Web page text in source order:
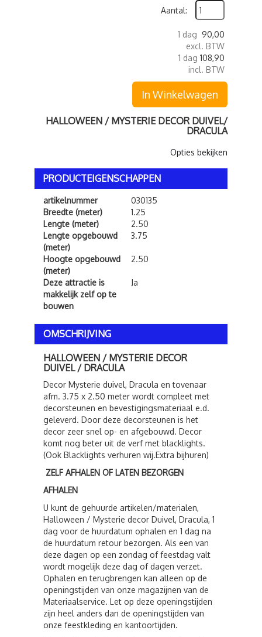
Aantal:
1 dag 90,00
excl. BTW
1 dag 108,90
incl. BTW
In Winkelwagen
HALLOWEEN / MYSTERIE DECOR DUIVEL/
DRACULA
Opties bekijken
PRODUCTEIGENSCHAPPEN
artikelnummer
030135
Breedte (meter)
1.25
Lengte (meter)
2.50
Lengte opgebouwd
(meter)
3.75
Hoogte opgebouwd
(meter)
2.50
Deze attractie is
makkelijk zelf op te
bouwen
Ja
OMSCHRIJVING
HALLOWEEN / MYSTERIE DECOR
DUIVEL / DRACULA
Decor Mysterie duivel, Dracula en tovenaar
afm. 3.75 x 2.50 meter wordt compleet met
decorsteunen en bevestigingsmateriaal e.d.
geleverd. Door deze decorsteunen is het
decor zeer snel op- en afgebouwd. Decor
komt nog beter uit de verf met blacklights.
(Ook Blacklights verhuren wij.Extra bijhuren)
ZELF AFHALEN OF LATEN BEZORGEN
AFHALEN
U kunt de gehuurde artikelen/materialen,
Halloween / Mysterie decor Duivel, Dracula, 1
dag voor de huurdatum ophalen en 1 dag na
de huurdatum retour bezorgen. Als een van
deze dagen op een zondag of feestdag valt
wordt mogelijk deze dag of dagen verzet.
Ophalen en terugbrengen kan alleen op de
openingstijden van onze magazijnen van de
Materiaalservice. Let op deze openingstijden
zijn heel anders dan de openingstijden van
onze feestkleding en kantoortijden.